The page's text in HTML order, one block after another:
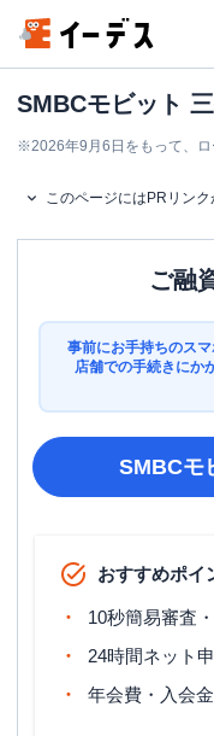
SMBCモビット
※2026年9月6日をもって、ロ
このページにはPRリン
ご融
事前にお手持ちのス
店舗での手続きにか
SMBCモ
おすすめポイ
10秒簡易審査
24時間ネット
年会費・入会金